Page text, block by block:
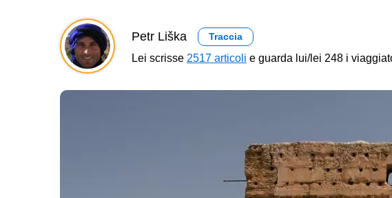
Petr Liška Traccia
Lei scrisse 2517 articoli e guarda lui/lei 248 i